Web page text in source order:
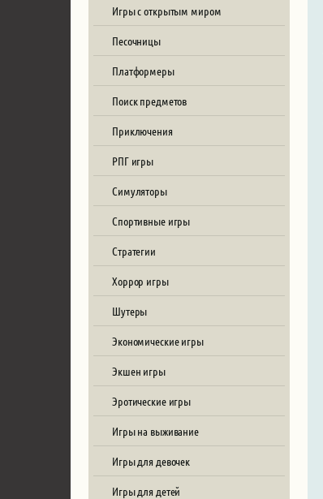
Игры с открытым миром
Песочницы
Платформеры
Поиск предметов
Приключения
РПГ игры
Симуляторы
Спортивные игры
Стратегии
Хоррор игры
Шутеры
Экономические игры
Экшен игры
Эротические игры
Игры на выживание
Игры для девочек
Игры для детей